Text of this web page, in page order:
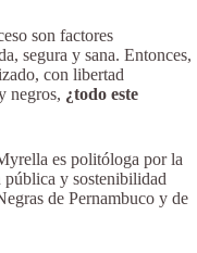
son factores
segura y sana. Entonces,
con libertad
negros, ¿todo este
es politóloga por la
pública y sostenibilidad
de Pernambuco y de